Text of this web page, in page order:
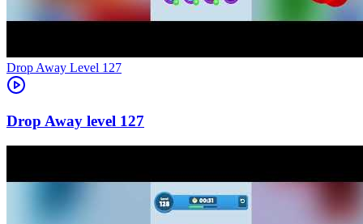
Level 127
127